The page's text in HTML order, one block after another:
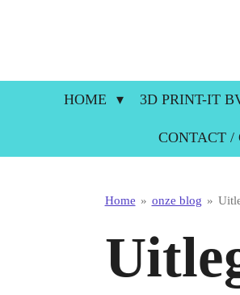
HOME 3D PRINT-IT
CONTACT /
Home » onze blog »